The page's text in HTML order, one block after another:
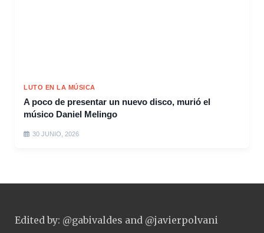
LUTO EN LA MÚSICA
A poco de presentar un nuevo disco, murió el
músico Daniel Melingo
30 JUNIO, 2026
Edited by: @gabivaldes and @javierpolvani